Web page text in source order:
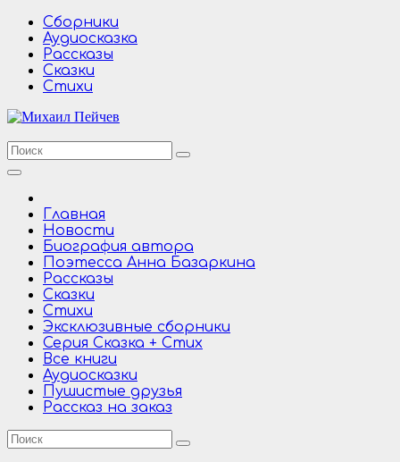
Перейти
содержимому
Сборники
Аудиосказка
Рассказы
Сказки
Стихи
Главная
Новости
Биография автора
Поэтесса Анна Базаркина
Рассказы
Сказки
Стихи
Эксклюзивные сборники
Серия Сказка + Стих
Все книги
Аудиосказки
Пушистые друзья
Рассказ на заказ